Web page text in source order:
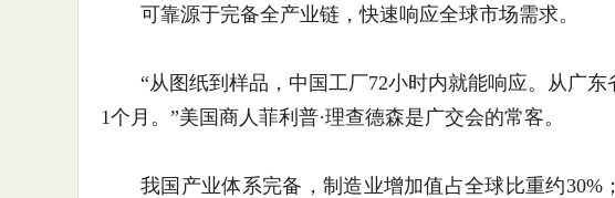
可靠源于完备全产业链，快速响应全球市场需求。
“从图纸到样品，中国工厂72小时内就能响应。从广东
1个月。”美国商人菲利普·理查德森是广交会的常客。
我国产业体系完备，制造业增加值占全球比重约30%